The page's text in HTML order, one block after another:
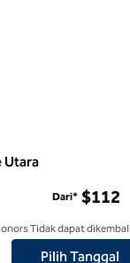
Utara
Fayetteville North
Dari* $112
Tidak dapat
Pilih Tanggal